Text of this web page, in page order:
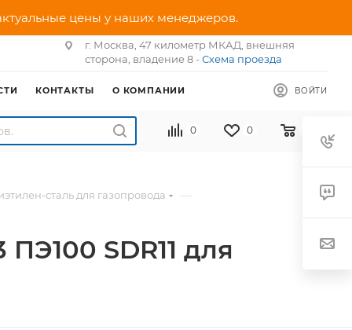
цены у наших менеджеров.
г. Москва, 47 километр МКАД, внешняя
сторона, владение 8 - Схема проезда
ВОЙТИ
КОНТАКТЫ О КОМПАНИИ
0 0
сталь для газопровода —
SDR11 для